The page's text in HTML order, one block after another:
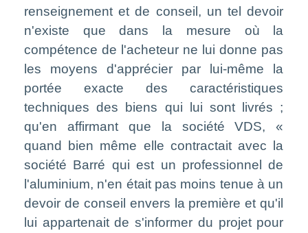
renseignement et de conseil, un tel devoir
n'existe que dans la mesure où la
compétence de l'acheteur ne lui donne pas
les moyens d'apprécier par lui-même la
portée exacte des caractéristiques
techniques des biens qui lui sont livrés ;
qu'en affirmant que la société VDS, «
quand bien même elle contractait avec la
société Barré qui est un professionnel de
l'aluminium, n'en était pas moins tenue à un
devoir de conseil envers la première et qu'il
lui appartenait de s'informer du projet pour